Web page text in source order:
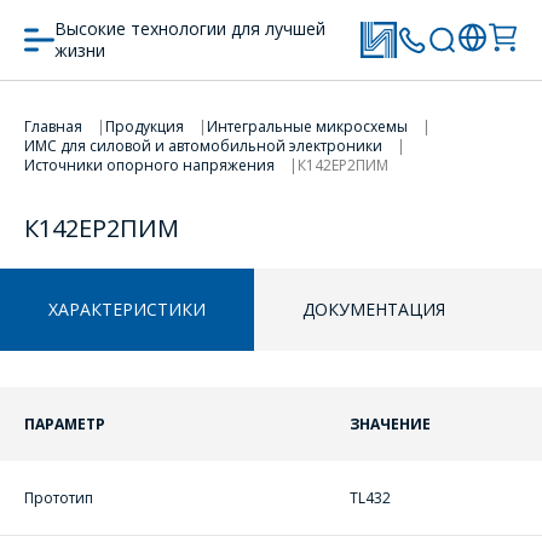
Высокие технологии для лучшей
жизни
Главная Продукция
Интегральные микросхемы
ИМС для силовой и автомобильной электроники
Источники опорного напряжения
К142ЕР2ПИМ
К142ЕР2ПИМ
ХАРАКТЕРИСТИКИ ДОКУМЕНТАЦИЯ
ПАРАМЕТР ЗНАЧЕНИЕ
Прототип TL432
ПЕРЕЙТИ В КОРЗИНУ
ПЕРЕЙТИ В КОРЗИНУ